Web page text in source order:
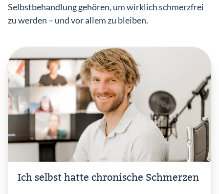
Selbstbehandlung gehören, um wirklich schmerzfrei
zu werden – und vor allem zu bleiben.
Ich selbst hatte chronische Schmerzen